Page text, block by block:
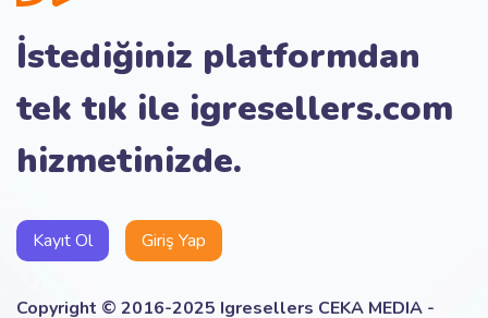
İstediğiniz platformdan
tek tık ile igresellers.com
hizmetinizde.
Kayıt Ol Giriş Yap
Copyright © 2016-2025 Igresellers CEKA MEDIA -